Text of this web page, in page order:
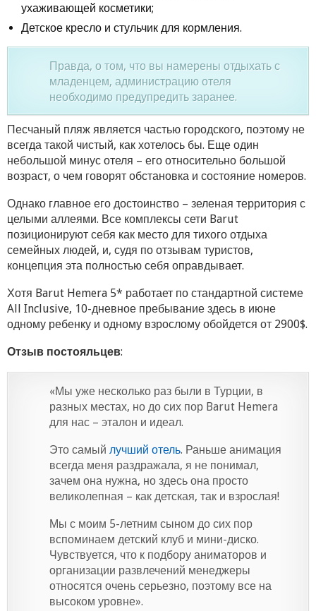
ухаживающей косметики;
Детское кресло и стульчик для кормления.
Правда, о том, что вы намерены отдыхать с
младенцем, администрацию отеля
необходимо предупредить заранее.
Песчаный пляж является частью городского, поэтому не
всегда такой чистый, как хотелось бы. Еще один
небольшой минус отеля – его относительно большой
возраст, о чем говорят обстановка и состояние номеров.
Однако главное его достоинство – зеленая территория с
целыми аллеями. Все комплексы сети Barut
позиционируют себя как место для тихого отдыха
семейных людей, и, судя по отзывам туристов,
концепция эта полностью себя оправдывает.
Хотя Barut Hemera 5* работает по стандартной системе
All Inclusive, 10-дневное пребывание здесь в июне
одному ребенку и одному взрослому обойдется от 2900$.
Отзыв постояльцев:
«Мы уже несколько раз были в Турции, в
разных местах, но до сих пор Barut Hemera
для нас – эталон и идеал.
Это самый лучший отель. Раньше анимация
всегда меня раздражала, я не понимал,
зачем она нужна, но здесь она просто
великолепная – как детская, так и взрослая!
Мы с моим 5-летним сыном до сих пор
вспоминаем детский клуб и мини-диско.
Чувствуется, что к подбору аниматоров и
организации развлечений менеджеры
относятся очень серьезно, поэтому все на
высоком уровне».